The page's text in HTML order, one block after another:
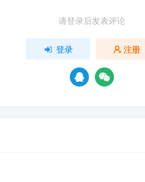
请登录后发表评论
登录 注册